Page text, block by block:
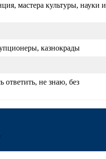
мастера культуры, науки и
казнокрады
ответить, не знаю, без